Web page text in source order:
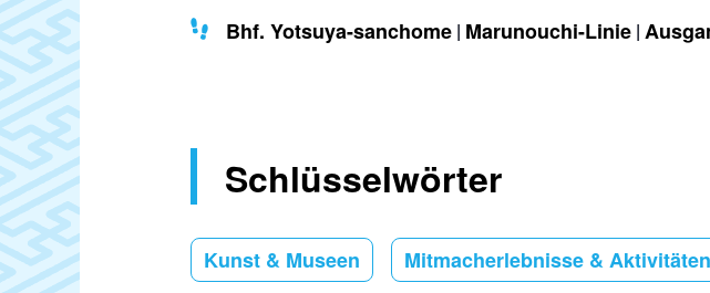
Bhf. Yotsuya-sanchome Marunouchi-Linie
Schlüsselwörter
Kunst & Museen Mitmacherlebnisse & Aktivitäten